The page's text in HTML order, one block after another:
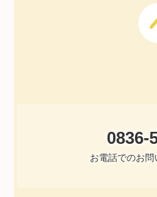
0836-
お電話でのお問